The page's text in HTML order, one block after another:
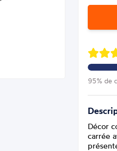
95% de
Décor
carrée